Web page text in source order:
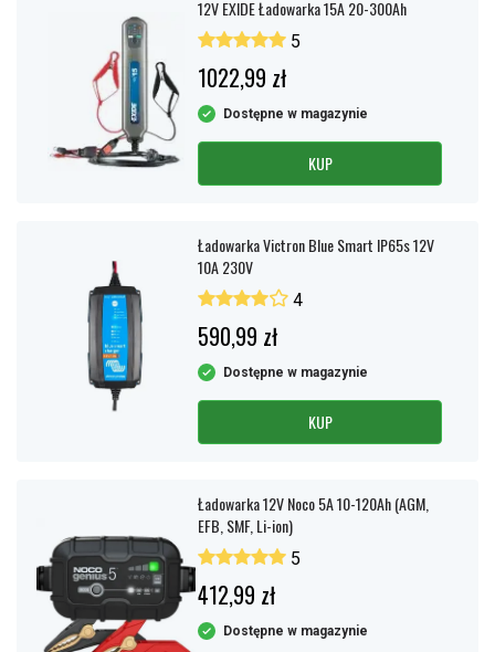
12V EXIDE Ładowarka 15A 20-300Ah
5
1022,99 zł
Dostępne w magazynie
KUP
Ładowarka Victron Blue Smart IP65s 12V
10A 230V
4
590,99 zł
Dostępne w magazynie
KUP
Ładowarka 12V Noco 5A 10-120Ah (AGM,
EFB, SMF, Li-ion)
5
412,99 zł
Dostępne w magazynie